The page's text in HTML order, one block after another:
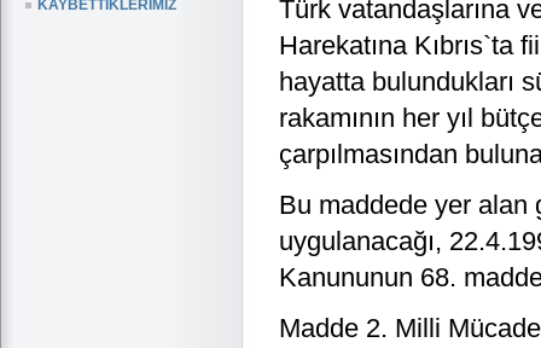
KAYBETTİKLERİMİZ
Türk vatandaşlarına
Harekatına Kıbrıs`ta
hayatta bulundukları
rakamının her yıl
çarpılmasından
Bu maddede yer alan
uygulanacağı,
Kanununun 68.
Madde 2. Milli